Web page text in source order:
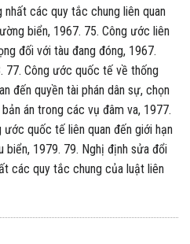
các quy tắc chung liên quan
biển, 1967. 75. Công ước liên
đối với tàu đang đóng, 1967.
77. Công ước quốc tế về thống
đến quyền tài phán dân sự, chọn
án trong các vụ đâm va, 1977.
quốc tế liên quan đến giới hạn
biển, 1979. 79. Nghị định sửa đổi
các quy tắc chung của luật liên